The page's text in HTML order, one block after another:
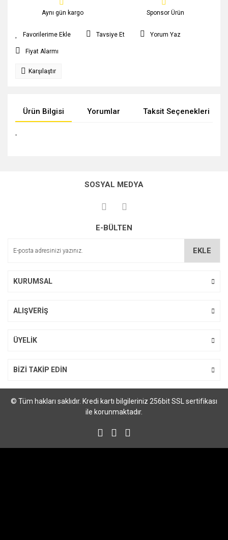
Aynı gün kargo Sponsor Ürün
Tavsiye Et Yorum Yaz
Fiyat Alarmı
Karşılaştır
Ürün Bilgisi Yorumlar Taksit Seçenekleri
-
kullanarak tarafımıza iletebilirsiniz.
Görüş ve önerileriniz için teşekkür ederiz.
Ürün açıklamasında eksik bilgiler bulunuyor.
SOSYAL MEDYA
E-BÜLTEN
EKLE
KURUMSAL
ALIŞVERİŞ
ÜYELİK
BİZİ TAKİP EDİN
© Tüm hakları saklıdır. Kredi kartı bilgileriniz 256bit SSL sertifikası
ile korunmaktadır.